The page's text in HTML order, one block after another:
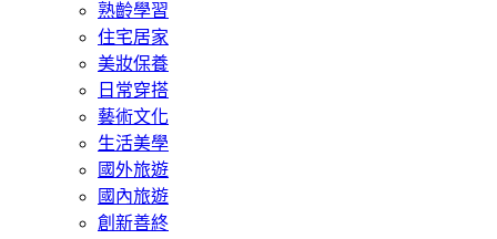
熟齡學習
住宅居家
美妝保養
日常穿搭
藝術文化
生活美學
國外旅遊
國內旅遊
創新善終